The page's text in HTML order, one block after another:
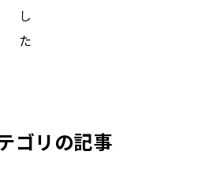
し
た
ゴリの記事